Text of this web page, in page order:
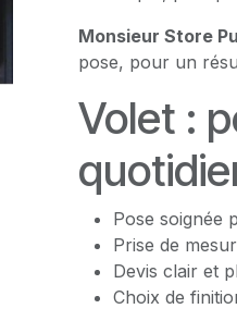
Monsieur Store
pose, pour un
Volet :
Pose soignée
Prise de
Devis clair et
Choix de